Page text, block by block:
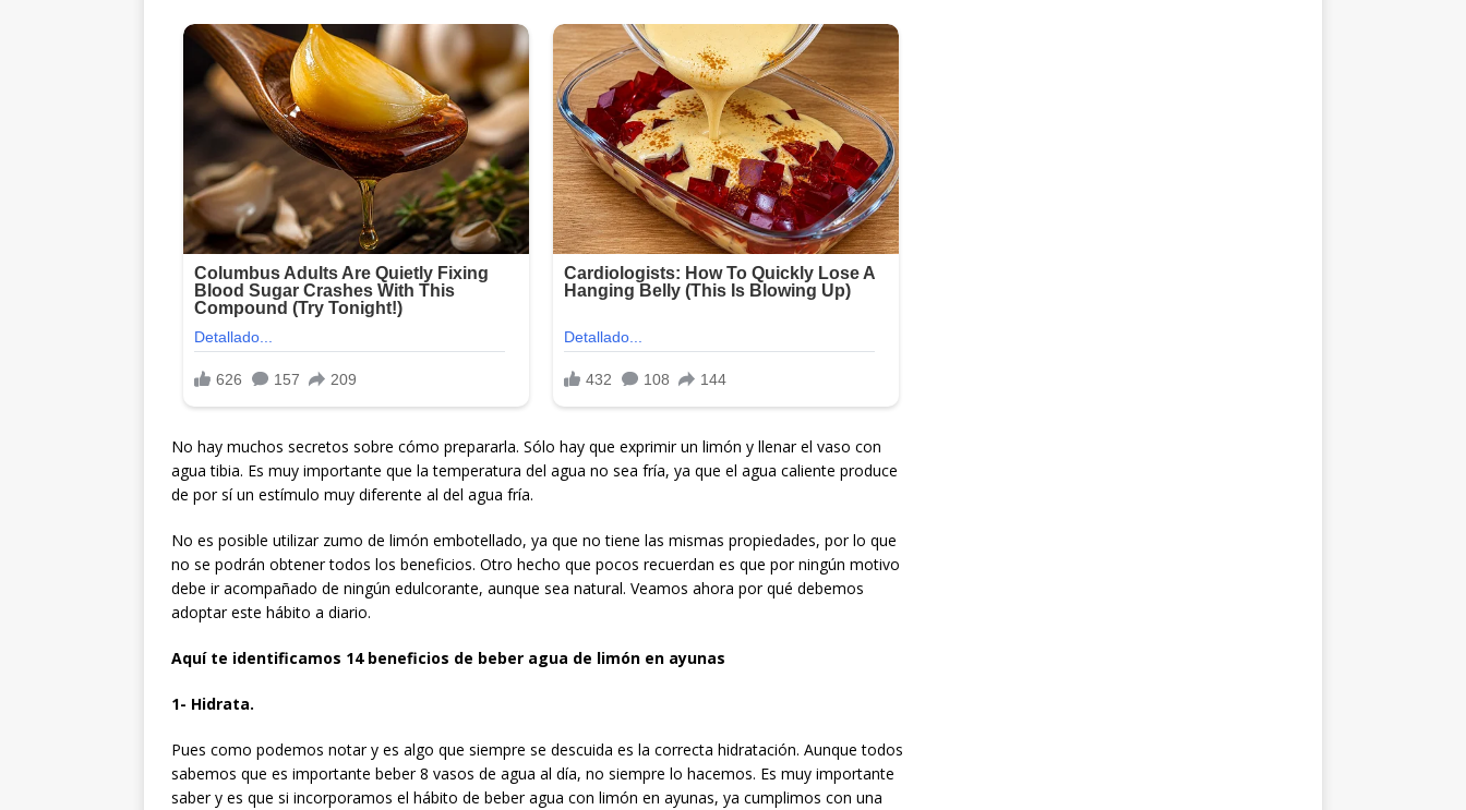
No hay muchos secretos sobre cómo prepararla. Sólo hay que exprimir un limón y llenar el vaso con
agua tibia. Es muy importante que la temperatura del agua no sea fría, ya que el agua caliente produce
de por sí un estímulo muy diferente al del agua fría.
No es posible utilizar zumo de limón embotellado, ya que no tiene las mismas propiedades, por lo que
no se podrán obtener todos los beneficios. Otro hecho que pocos recuerdan es que por ningún motivo
debe ir acompañado de ningún edulcorante, aunque sea natural. Veamos ahora por qué debemos
adoptar este hábito a diario.
Aquí te identificamos 14 beneficios de beber agua de limón en ayunas
1- Hidrata.
Pues como podemos notar y es algo que siempre se descuida es la correcta hidratación. Aunque todos
sabemos que es importante beber 8 vasos de agua al día, no siempre lo hacemos. Es muy importante
saber y es que si incorporamos el hábito de beber agua con limón en ayunas, ya cumplimos con una